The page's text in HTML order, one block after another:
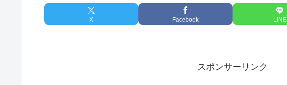
X Facebook LINE
スポンサーリンク